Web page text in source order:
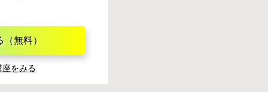
無料）
をみる